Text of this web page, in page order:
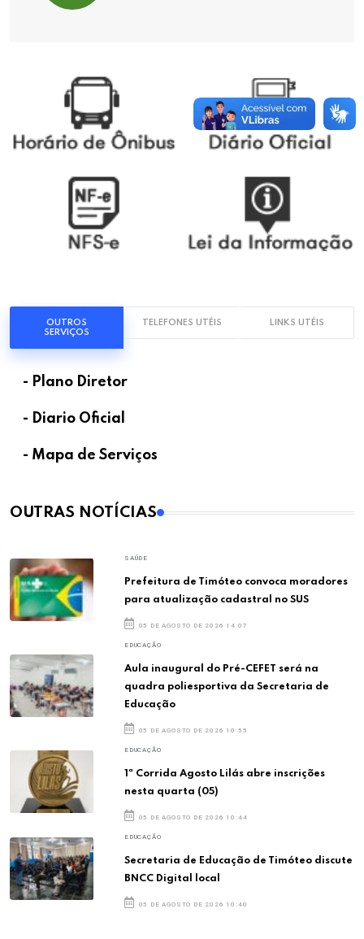
OUTROS
SERVIÇOS
TELEFONES UTÉIS LINKS UTÉIS
- Plano Diretor
- Diario Oficial
- Mapa de Serviços
OUTRAS NOTÍCIAS
SAÚDE
Prefeitura de Timóteo convoca moradores
para atualização cadastral no SUS
05 DE AGOSTO DE 2026 14:07
EDUCAÇÃO
Aula inaugural do Pré-CEFET será na
quadra poliesportiva da Secretaria de
Educação
05 DE AGOSTO DE 2026 10:55
EDUCAÇÃO
1ª Corrida Agosto Lilás abre inscrições
nesta quarta (05)
05 DE AGOSTO DE 2026 10:44
EDUCAÇÃO
Secretaria de Educação de Timóteo discute
BNCC Digital local
05 DE AGOSTO DE 2026 10:40